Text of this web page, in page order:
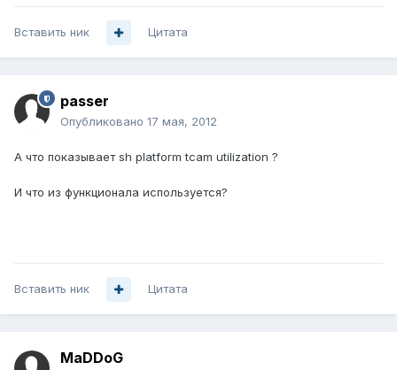
Вставить ник Цитата
passer
Опубликовано 17 мая, 2012
А что показывает sh platform tcam utilization ?
И что из функционала используется?
Вставить ник Цитата
MaDDoG